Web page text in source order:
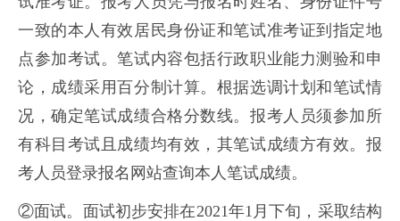
一致的本人有效居民身份证和笔试准考证到指定地
点参加考试。笔试内容包括行政职业能力测验和申
论，成绩采用百分制计算。根据选调计划和笔试情
况，确定笔试成绩合格分数线。报考人员须参加所
有科目考试且成绩均有效，其笔试成绩方有效。报
考人员登录报名网站查询本人笔试成绩。
②面试。面试初步安排在2021年1月下旬，采取结构